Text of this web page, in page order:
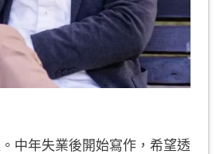
中年失業後開始寫作，希望透